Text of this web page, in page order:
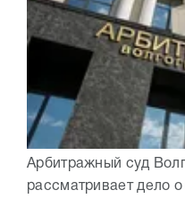
Арбитражный суд
рассматривает дело